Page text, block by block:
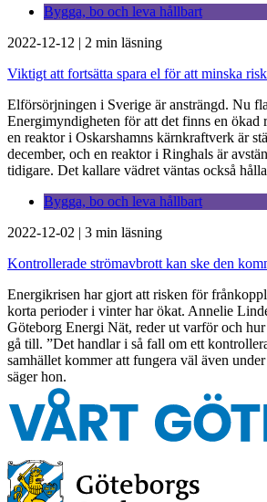
Bygga, bo och leva hållbart
2022-12-12 | 2 min läsning
Viktigt att fortsätta spara el för att minska
Elförsörjningen i Sverige är ansträngd. Nu
Energimyndigheten för att det finns en ökad
en reaktor i Oskarshamns kärnkraftverk är
december, och en reaktor i Ringhals är
tidigare. Det kallare vädret väntas också
Bygga, bo och leva hållbart
2022-12-02 | 3 min läsning
Kontrollerade strömavbrott kan ske den
Energikrisen har gjort att risken för
korta perioder i vinter har ökat. Annelie
Göteborg Energi Nät, reder ut varför och
gå till. ”Det handlar i så fall om ett
samhället kommer att fungera väl även
säger hon.